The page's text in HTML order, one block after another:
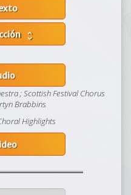
unfold_more
; Scottish Festival Chorus
Brabbins
Highlights